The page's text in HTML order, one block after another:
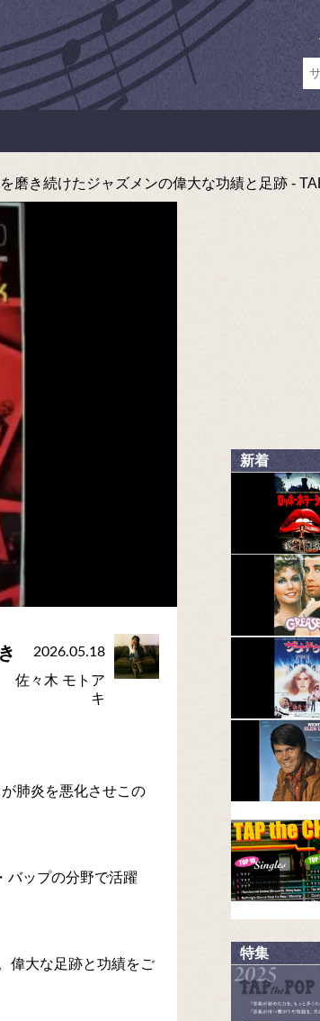
磨き続けたジャズメンの偉大な功績と足跡 -
2026.05.18
佐々木 モトア
キ
肺炎を悪化させこの
バップの分野で活躍
偉大な足跡と功績をご
新着
特集